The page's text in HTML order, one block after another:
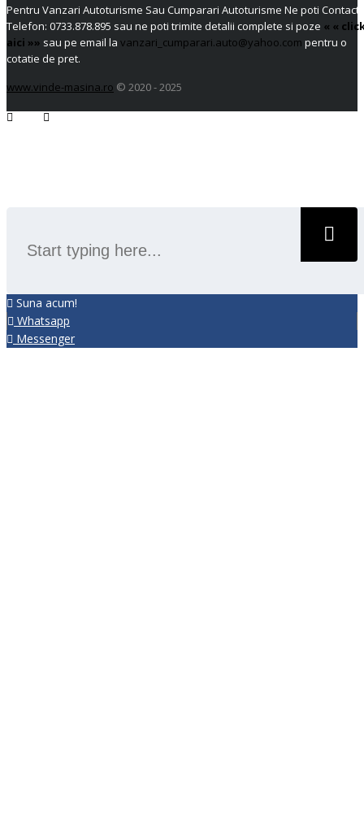
Pentru Vanzari Autoturisme Sau Cumparari Autoturisme Ne poti
Telefon: 0733.878.895 sau ne poti trimite detalii complete si poze « «
aici »» sau pe email la vanzari_cumparari.auto@yahoo.com pentru o
cotatie de pret.
www.vinde-masina.ro © 2020 - 2025
Suna acum!
Whatsapp
Messenger